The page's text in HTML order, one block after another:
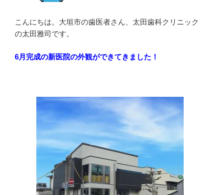
底
チ
ッ
こんにちは。大垣市の歯医者さん、太田歯科クリニック
の太田雅司です。
6月完成の新医院の外観ができてきました！